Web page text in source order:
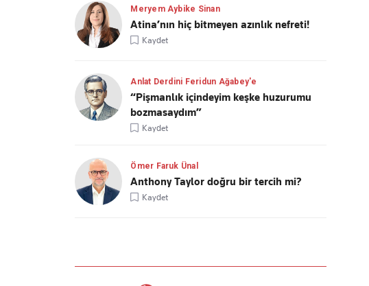
Meryem Aybike Sinan
Atina’nın hiç bitmeyen azınlık nefreti!
Kaydet
Anlat Derdini Feridun Ağabey'e
“Pişmanlık içindeyim keşke huzurumu
bozmasaydım”
Kaydet
Ömer Faruk Ünal
Anthony Taylor doğru bir tercih mi?
Kaydet